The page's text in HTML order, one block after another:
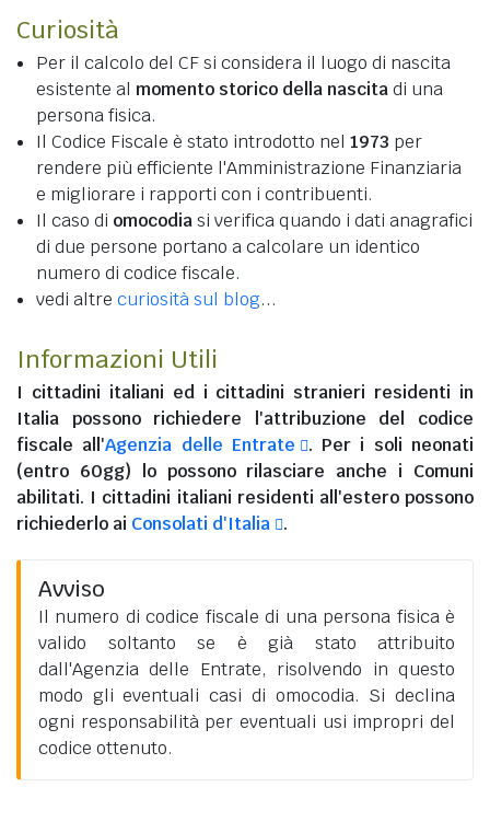
Curiosità
Per il calcolo del CF si considera il luogo di nascita
esistente al momento storico della nascitadi una
persona fisica.
Il Codice Fiscale è stato introdotto nel 1973 per
rendere più efficiente l'Amministrazione Finanziaria
e migliorare i rapporti con i contribuenti.
Il caso di omocodiasi verifica quando i dati anagrafici
di due persone portano a calcolare un identico
numero di codice fiscale.
vedi altre curiosità sul blog...
Informazioni Utili
I cittadini italiani ed i cittadini stranieri residenti in
Italia possono richiedere l'attribuzione del codice
fiscale all'Agenzia delle Entrate
. Per i soli neonati
(entro 60gg) lo possono rilasciare anche i Comuni
abilitati. I cittadini italiani residenti all'esteropossono
richiederlo ai Consolati d'Italia .
Avviso
Il numero di codice fiscale di una persona fisica è
valido soltanto se è già stato attribuito
dall'Agenzia delle Entrate, risolvendo in questo
modo gli eventuali casi di omocodia. Si declina
ogni responsabilità per eventuali usi impropri del
codice ottenuto.